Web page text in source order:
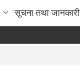
सूचना तथा जानकारी